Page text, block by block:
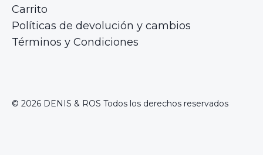
Carrito
Políticas de devolución y cambios
Términos y Condiciones
© 2026 DENIS & ROS Todos los derechos reservados